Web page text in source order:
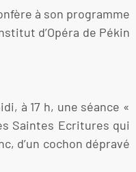
à son programme
d’Opéra de Pékin
à 17 h, une séance «
Saintes Ecritures qui
d’un cochon dépravé